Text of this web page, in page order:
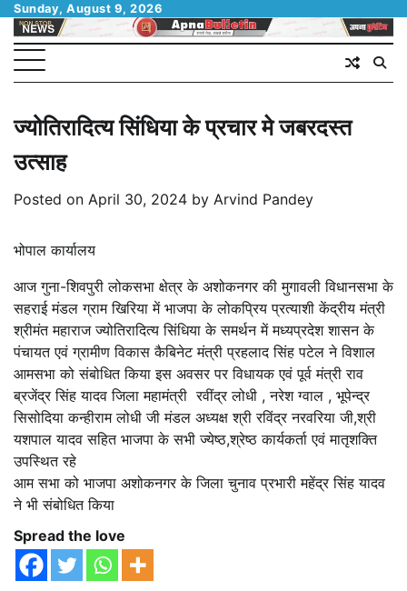
Skip
content
Sunday, August 9, 2026
ज्योतिरादित्य सिंधिया के प्रचार मे जबरदस्त
उत्साह
Posted on April 30, 2024 by Arvind Pandey
भोपाल कार्यालय
आज गुना-शिवपुरी लोकसभा क्षेत्र के अशोकनगर की मुगावली विधानसभा के
सहराई मंडल ग्राम खिरिया में भाजपा के लोकप्रिय प्रत्याशी केंद्रीय मंत्री
श्रीमंत महाराज ज्योतिरादित्य सिंधिया के समर्थन में मध्यप्रदेश शासन के
पंचायत एवं ग्रामीण विकास कैबिनेट मंत्री प्रहलाद सिंह पटेल ने विशाल
आमसभा को संबोधित किया इस अवसर पर विधायक एवं पूर्व मंत्री राव
ब्रजेंद्र सिंह यादव जिला महामंत्री रवींद्र लोधी , नरेश ग्वाल , भूपेन्द्र
सिसोदिया कन्हीराम लोधी जी मंडल अध्यक्ष श्री रविंद्र नरवरिया जी,श्री
यशपाल यादव सहित भाजपा के सभी ज्येष्ठ,श्रेष्ठ कार्यकर्ता एवं मातृशक्ति
उपस्थित रहे
आम सभा को भाजपा अशोकनगर के जिला चुनाव प्रभारी महेंद्र सिंह यादव
ने भी संबोधित किया
Spread the love